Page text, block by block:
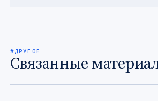
#ДРУГОЕ
Связанные